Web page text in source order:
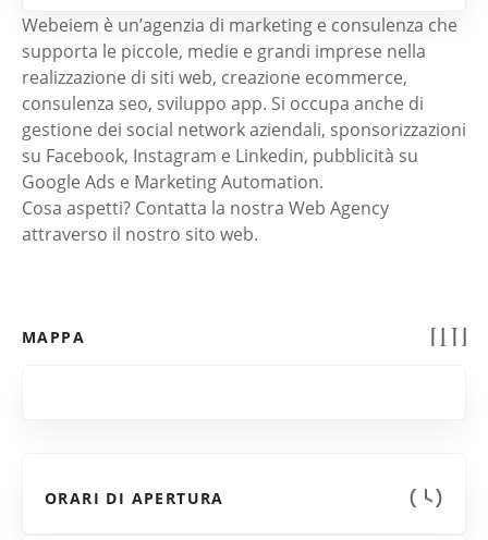
Webeiem è un’agenzia di marketing e consulenza che
supporta le piccole, medie e grandi imprese nella
realizzazione di siti web, creazione ecommerce,
consulenza seo, sviluppo app. Si occupa anche di
gestione dei social network aziendali, sponsorizzazioni
su Facebook, Instagram e Linkedin, pubblicità su
Google Ads e Marketing Automation.
Cosa aspetti? Contatta la nostra Web Agency
attraverso il nostro sito web.
MAPPA
ORARI DI APERTURA